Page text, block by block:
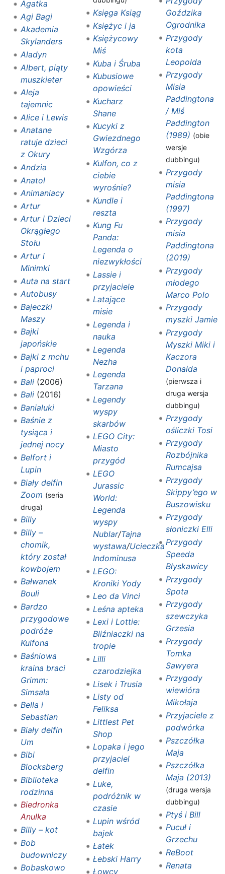
Agatka
Agi Bagi
Akademia
Skylanders
Aladyn
Albert, piąty
muszkieter
Aleja
tajemnic
Alice i Lewis
Anatane
ratuje dzieci
z Okury
Andzia
Anatol
Animaniacy
Artur
Artur i Dzieci
Okrągłego
Stołu
Artur i
Minimki
Auta na start
Autobusy
Bajeczki
Maszy
Bajki
japońskie
Bajki z mchu
i paproci
Bali(2006)
Bali(2016)
Banialuki
Baśnie z
tysiąca i
jednej nocy
Belfort i
Lupin
Biały delfin
Zoom (seria
druga)
Billy
Billy –
chomik,
który został
kowbojem
Bałwanek
Bouli
Bardzo
przygodowe
podróże
Kulfona
Baśniowa
kraina braci
Grimm:
Simsala
Bella i
Sebastian
Biały delfin
Um
Bibi
Blocksberg
Biblioteka
rodzinna
Biedronka
Anulka
Billy – kot
Bob
budowniczy
Bobaskowo
Księga Ksiąg
Księżyc i ja
Księżycowy
Miś
Kuba i Śruba
Kubusiowe
opowieści
Kucharz
Shane
Kucyki z
Gwiezdnego
Wzgórza
Kulfon, co z
ciebie
wyrośnie?‎
Kundle i
reszta‎
Kung Fu
Panda:
Legenda o
niezwykłości
Lassie i
przyjaciele
Latające
misie
Legenda i
nauka
Legenda
Nezha
Legenda
Tarzana
Legendy
wyspy
skarbów
LEGO City:
Miasto
przygód
LEGO
Jurassic
World:
Legenda
wyspy
Nublar‎/Tajna
wystawa/Ucieczka
Indominusa
LEGO:
Kroniki Yody
Leo da Vinci
Leśna apteka
Lexi i Lottie:
Bliźniaczki na
tropie
Lilli
czarodziejka
Lisek i Trusia
Listy od
Feliksa
Littlest Pet
Shop
Lopaka i jego
przyjaciel
delfin
Luke,
podróżnik w
czasie
Lupin wśród
bajek
Łatek
Łebski Harry
Łowcy
Goździka
Ogrodnika
Przygody
kota
Leopolda
Przygody
Misia
Paddingtona
/ Miś
Paddington
(1989) (obie
wersje
dubbingu)
Przygody
misia
Paddingtona
(1997)
Przygody
misia
Paddingtona
(2019)
Przygody
młodego
Marco Polo
Przygody
myszki Jamie
Przygody
Myszki Miki i
Kaczora
Donalda
(pierwsza i
druga wersja
dubbingu)
Przygody
ośliczki Tosi
Przygody
Rozbójnika
Rumcajsa
Przygody
Skippy’ego w
Buszowisku
Przygody
słoniczki Elli
Przygody
Speeda
Błyskawicy
Przygody
Spota
Przygody
szewczyka
Grzesia
Przygody
Tomka
Sawyera
Przygody
wiewióra
Mikołaja
Przyjaciele z
podwórka
Pszczółka
Maja
Pszczółka
Maja (2013)
(druga wersja
dubbingu)
Ptyś i Bill
Pucuł i
Grzechu
ReBoot
Renata